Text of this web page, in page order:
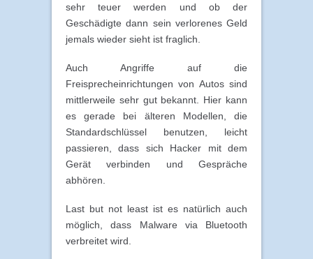
sehr teuer werden und ob der
Geschädigte dann sein verlorenes Geld
jemals wieder sieht ist fraglich.
Auch Angriffe auf die
Freisprecheinrichtungen von Autos sind
mittlerweile sehr gut bekannt. Hier kann
es gerade bei älteren Modellen, die
Standardschlüssel benutzen, leicht
passieren, dass sich Hacker mit dem
Gerät verbinden und Gespräche
abhören.
Last but not least ist es natürlich auch
möglich, dass Malware via Bluetooth
verbreitet wird.